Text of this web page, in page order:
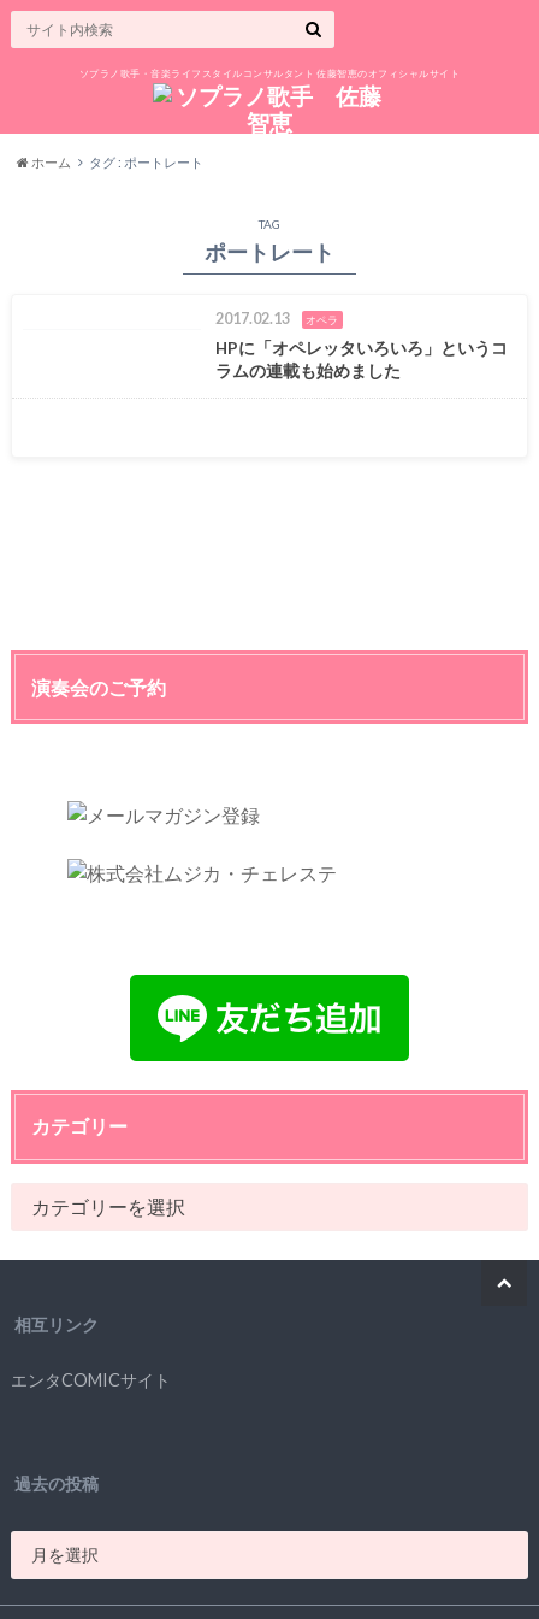
ソプラノ歌手・音楽ライフスタイルコンサルタント 佐藤智恵のオフィシャルサイト
ホーム タグ : ポートレート
TAG
ポートレート
2017.02.13 オペラ
HPに「オペレッタいろいろ」というコ
ラムの連載も始めました
演奏会のご予約
カテゴリー
相互リンク
エンタCOMICサイト
過去の投稿